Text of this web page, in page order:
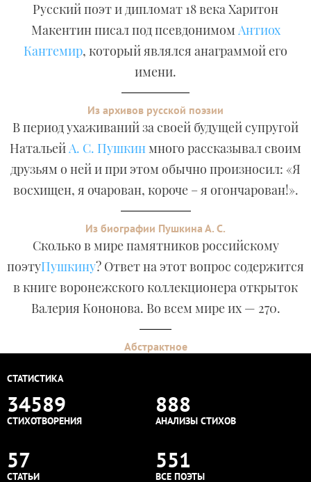
Русский поэт и дипломат 18 века Харитон
Макентин писал под псевдонимом Антиох
Кантемир, который являлся анаграммой его
имени.
Из архивов русской поэзии
В период ухаживаний за своей будущей супругой
НатальейА. С. Пушкинмного рассказывал своим
друзьям о ней и при этом обычно произносил: «Я
восхищен, я очарован, короче – я огончарован!».
Из биографии Пушкина А. С.
Сколько в мире памятников российскому
поэтуПушкину? Ответ на этот вопрос содержится
в книге воронежского коллекционера открыток
Валерия Кононова. Во всем мире их — 270.
Абстрактное
СТАТИСТИКА
34589
СТИХОТВОРЕНИЯ
888
АНАЛИЗЫ СТИХОВ
57
СТАТЬИ
551
ВСЕ ПОЭТЫ